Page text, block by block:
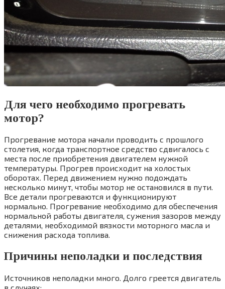
Для чего необходимо прогревать
мотор?
Прогревание мотора начали проводить с прошлого
столетия, когда транспортное средство сдвигалось с
места после приобретения двигателем нужной
температуры. Прогрев происходит на холостых
оборотах. Перед движением нужно подождать
несколько минут, чтобы мотор не остановился в пути.
Все детали прогреваются и функционируют
нормально. Прогревание необходимо для обеспечения
нормальной работы двигателя, сужения зазоров между
деталями, необходимой вязкости моторного масла и
снижения расхода топлива.
Причины неполадки и последствия
Источников неполадки много. Долго греется двигатель